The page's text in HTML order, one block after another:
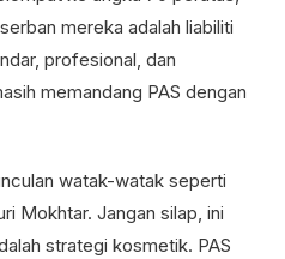
mereka adalah liabiliti
profesional, dan
memandang PAS dengan
watak-watak seperti
Mokhtar. Jangan silap, ini
strategi kosmetik. PAS